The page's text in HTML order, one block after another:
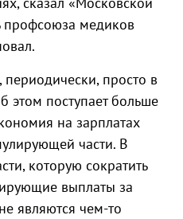
профсоюза медиков
просто в
этом поступает больше
на зарплатах
части. В
которую сократить
выплаты за
являются чем-то